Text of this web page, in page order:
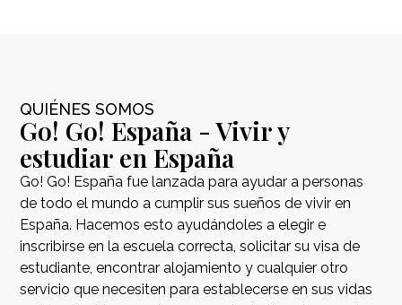
QUIÉNES SOMOS
Go! Go! España - Vivir y
estudiar en España
Go! Go! España fue lanzada para ayudar a personas
de todo el mundo a cumplir sus sueños de vivir en
España. Hacemos esto ayudándoles a elegir e
inscribirse en la escuela correcta, solicitar su visa de
estudiante, encontrar alojamiento y cualquier otro
servicio que necesiten para establecerse en sus vidas